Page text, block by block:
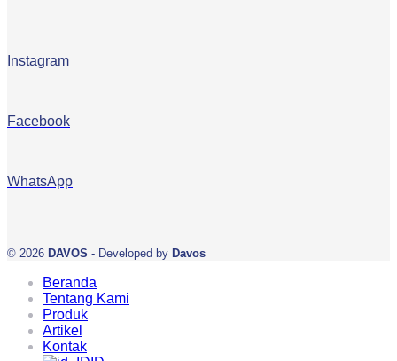
Instagram
Facebook
WhatsApp
© 2026 DAVOS - Developed by Davos
Beranda
Tentang Kami
Produk
Artikel
Kontak